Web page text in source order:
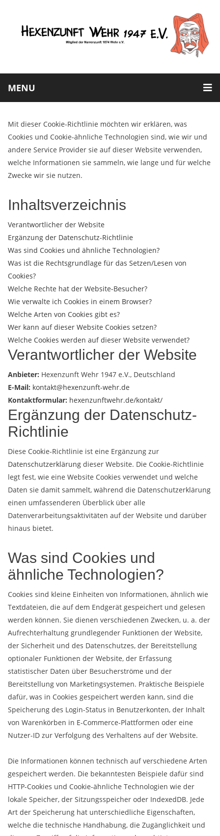
MENU
Mit dieser Cookie-Richtlinie möchten wir erklären, was
Cookies und Cookie-ähnliche Technologien sind, wie wir und
andere Service Provider sie auf dieser Website verwenden,
welche Informationen sie sammeln, wie lange und für welche
Zwecke wir sie nutzen.
Inhaltsverzeichnis
Verantwortlicher der Website
Ergänzung der Datenschutz-Richtlinie
Was sind Cookies und ähnliche Technologien?
Was ist die Rechtsgrundlage für das Setzen/Lesen von
Cookies?
Welche Rechte hat der Website-Besucher?
Wie verwalte ich Cookies in einem Browser?
Welche Arten von Cookies gibt es?
Wer kann auf dieser Website Cookies setzen?
Welche Cookies werden auf dieser Website verwendet?
Verantwortlicher der Website
Anbieter: Hexenzunft Wehr 1947 e.V., Deutschland
E-Mail: kontakt@hexenzunft-wehr.de
Kontaktformular: hexenzunftwehr.de/kontakt/
Ergänzung der Datenschutz-
Richtlinie
Diese Cookie-Richtlinie ist eine Ergänzung zur
Datenschutzerklärung dieser Website. Die Cookie-Richtlinie
legt fest, wie eine Website Cookies verwendet und welche
Daten sie damit sammelt, während die Datenschutzerklärung
einen umfassenderen Überblick über alle
Datenverarbeitungsaktivitäten auf der Website und darüber
hinaus bietet.
Was sind Cookies und
ähnliche Technologien?
Cookies sind kleine Einheiten von Informationen, ähnlich wie
Textdateien, die auf dem Endgerät gespeichert und gelesen
werden können. Sie dienen verschiedenen Zwecken, u. a. der
Aufrechterhaltung grundlegender Funktionen der Website,
der Sicherheit und des Datenschutzes, der Bereitstellung
optionaler Funktionen der Website, der Erfassung
statistischer Daten über Besucherströme und der
Bereitstellung von Marketingsystemen. Praktische Beispiele
dafür, was in Cookies gespeichert werden kann, sind die
Speicherung des Login-Status in Benutzerkonten, der Inhalt
von Warenkörben in E-Commerce-Plattformen oder eine
Nutzer-ID zur Verfolgung des Verhaltens auf der Website.
Die Informationen können technisch auf verschiedene Arten
gespeichert werden. Die bekanntesten Beispiele dafür sind
HTTP-Cookies und Cookie-ähnliche Technologien wie der
lokale Speicher, der Sitzungsspeicher oder IndexedDB. Jede
Art der Speicherung hat unterschiedliche Eigenschaften,
welche die technische Handhabung, die Zugänglichkeit und